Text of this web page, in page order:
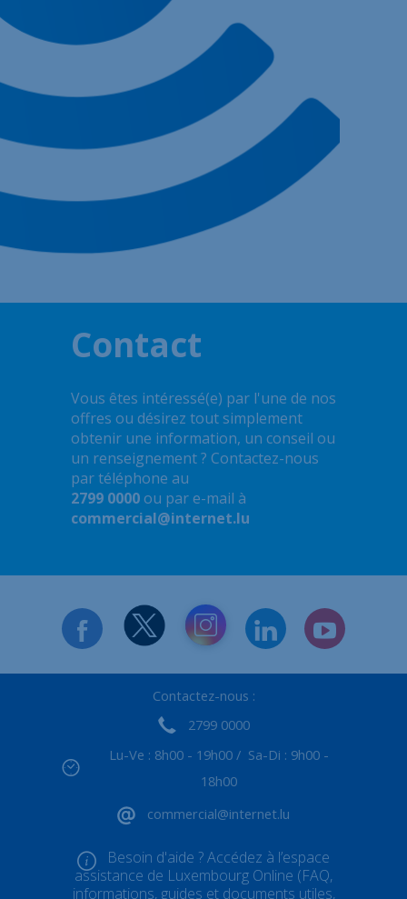
Contact
Vous êtes intéressé(e) par l'une de nos
offres ou désirez tout simplement
obtenir une information, un conseil ou
un renseignement ? Contactez-nous
par téléphone au
2799 0000 ou par e-mail à
commercial@internet.lu
Contactez-nous :
2799 0000
Lu-Ve : 8h00 - 19h00 / Sa-Di : 9h00 -
18h00
commercial@internet.lu
Besoin d'aide ? Accédez à l’espace
assistance de Luxembourg Online (FAQ,
informations, guides et documents utiles,